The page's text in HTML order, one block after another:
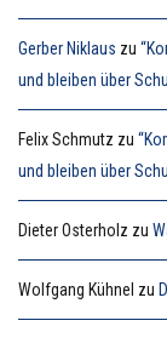
Gerber Niklaus zu
und bleiben über
Felix Schmutz zu
und bleiben über
Dieter Osterholz zu
Wolfgang Kühnel zu